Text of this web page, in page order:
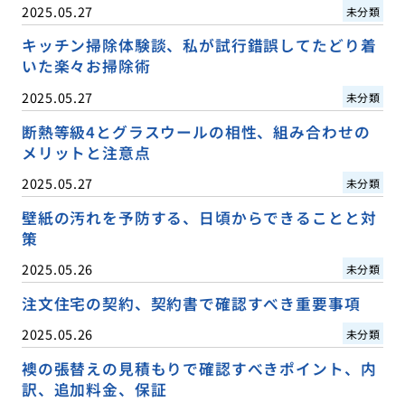
2025.05.27 未分類
キッチン掃除体験談、私が試行錯誤してたどり着
いた楽々お掃除術
2025.05.27 未分類
断熱等級4とグラスウールの相性、組み合わせの
メリットと注意点
2025.05.27 未分類
壁紙の汚れを予防する、日頃からできることと対
策
2025.05.26 未分類
注文住宅の契約、契約書で確認すべき重要事項
2025.05.26 未分類
襖の張替えの見積もりで確認すべきポイント、内
訳、追加料金、保証